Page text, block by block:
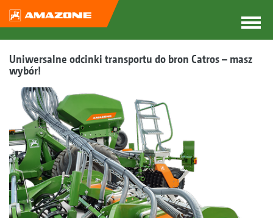
Uniwersalne odcinki transportu do bron Catros – masz
wybór!